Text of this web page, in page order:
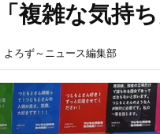
複雑な気持
よろず～ニュース編集部